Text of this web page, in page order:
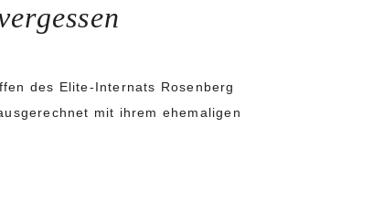
des Elite-Internats Rosenberg
mit ihrem ehemaligen